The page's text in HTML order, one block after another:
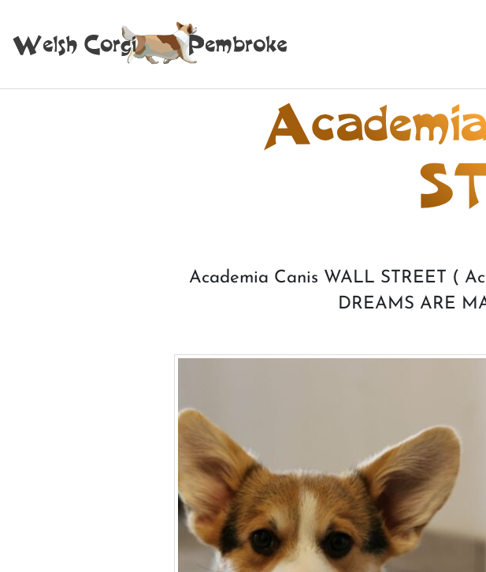
Academia Canis WALL STREET (
DREAMS ARE